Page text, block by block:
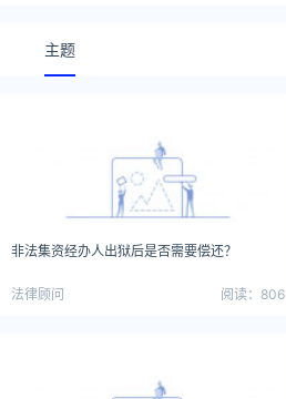
主题
非法集资经办人出狱后是否需要偿还？
法律顾问 阅读：806